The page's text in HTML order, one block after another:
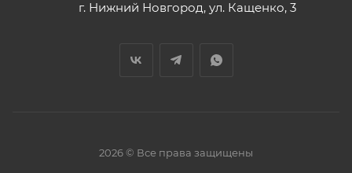
г. Нижний Новгород, ул. Кащенко, 3
2026 © Все права защищены